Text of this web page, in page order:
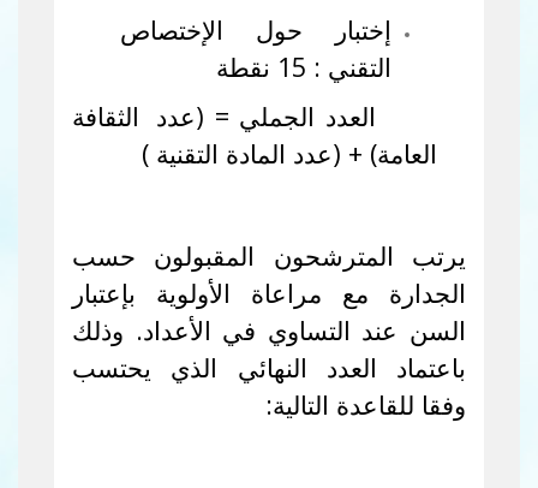
إختبار حول الإختصاص
التقني : 15 نقطة
العدد الجملي = (عدد الثقافة
العامة) + (عدد المادة التقنية )
يرتب المترشحون المقبولون حسب
الجدارة مع مراعاة الأولوية بإعتبار
السن عند التساوي في الأعداد. وذلك
باعتماد العدد النهائي الذي يحتسب
وفقا للقاعدة التالية: